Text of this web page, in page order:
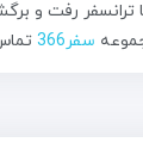
رفت و
سفر366